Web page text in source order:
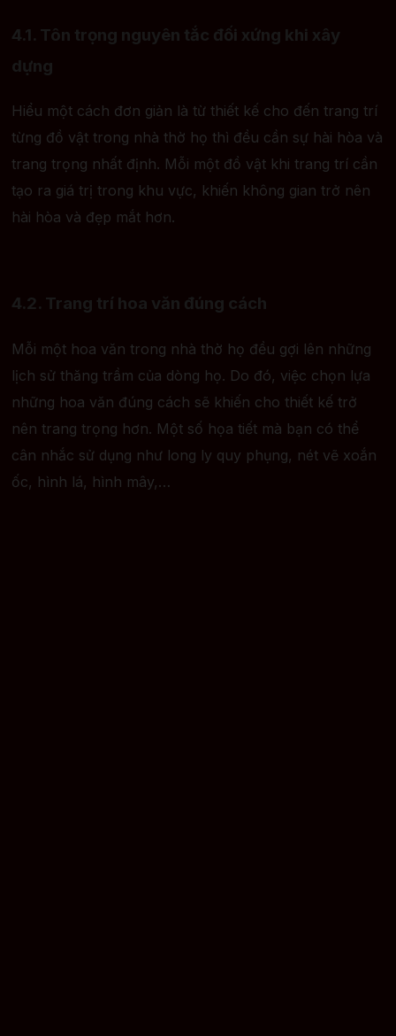
4.1. Tôn trọng nguyên tắc đối xứng khi xây
dựng
Hiểu một cách đơn giản là từ thiết kế cho đến trang trí
từng đồ vật trong nhà thờ họ thì đều cần sự hài hòa và
trang trọng nhất định. Mỗi một đồ vật khi trang trí cần
tạo ra giá trị trong khu vực, khiến không gian trở nên
hài hòa và đẹp mắt hơn.
4.2. Trang trí hoa văn đúng cách
Mỗi một hoa văn trong nhà thờ họ đều gợi lên những
lịch sử thăng trầm của dòng họ. Do đó, việc chọn lựa
những hoa văn đúng cách sẽ khiến cho thiết kế trở
nên trang trọng hơn. Một số họa tiết mà bạn có thể
cân nhắc sử dụng như long ly quy phụng, nét vẽ xoắn
ốc, hình lá, hình mây,…